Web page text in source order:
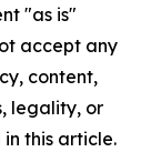
"as is"
accept any
content,
legality, or
this article.